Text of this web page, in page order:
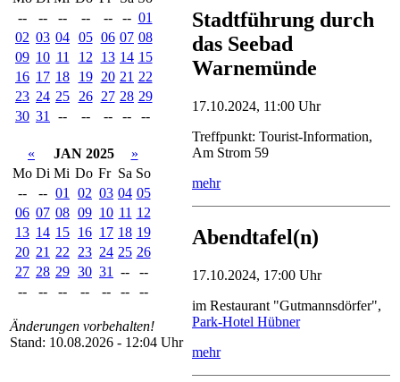
--
-- -- -- -- -- 01
02 03 04 05 06 07 08
09 10 11 12 13 14 15
16 17 18 19 20 21 22
23 24 25 26 27 28 29
30 31 -- -- -- -- --
« JAN 2025
»
Mo Di Mi Do Fr Sa So
--
-- 01 02 03 04 05
06 07 08 09 10 11 12
13 14 15 16 17 18 19
20 21 22 23 24 25 26
27 28 29 30 31 --
--
--
-- -- -- -- -- --
Änderungen vorbehalten!
Stand: 10.08.2026 - 12:04 Uhr
Stadtführung durch
das Seebad
Warnemünde
17.10.2024, 11:00 Uhr
Treffpunkt: Tourist-Information,
Am Strom 59
mehr
Abendtafel(n)
17.10.2024, 17:00 Uhr
im Restaurant "Gutmannsdörfer",
Park-Hotel Hübner
mehr